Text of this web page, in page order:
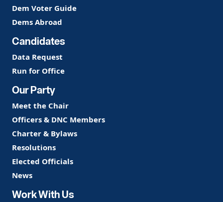
Dem Voter Guide
Dems Abroad
Candidates
Data Request
Run for Office
Our Party
Meet the Chair
Officers & DNC Members
Charter & Bylaws
Resolutions
Elected Officials
News
Work With Us